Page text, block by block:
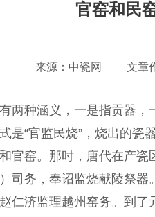
官窑和民
来源：中瓷网 文章
种涵义，一是指贡器，
是“官监民烧”，烧出的瓷
官窑。那时，唐代在产
司务，奉诏监烧献陵祭
仁济监理越州窑务。到